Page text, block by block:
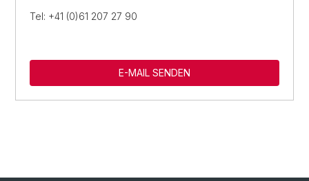
Tel: +41 (0)61 207 27 90
E-MAIL SENDEN